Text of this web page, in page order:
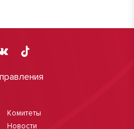
Комитеты
Новости